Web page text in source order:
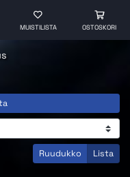
MUISTILISTA OSTOSKORI
Ruudukko Lista